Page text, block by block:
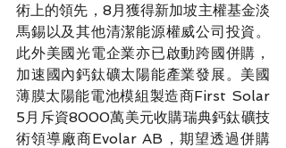
術上的領先，8月獲得新加坡主權基金淡
馬錫以及其他清潔能源權威公司投資。
此外美國光電企業亦已啟動跨國併購，
加速國內鈣鈦礦太陽能產業發展。美國
薄膜太陽能電池模組製造商First Solar
5月斥資8000萬美元收購瑞典鈣鈦礦技
術領導廠商Evolar AB，期望透過併購